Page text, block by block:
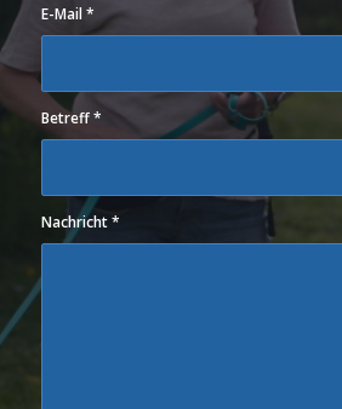
E-Mail *
Betreff*
Nachricht*